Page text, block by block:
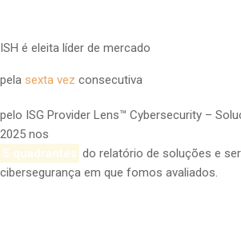
ISH é eleita líder de mercado
pela sexta vez consecutiva
pelo ISG Provider Lens™ Cybersecurity –
2025 nos
5 quadrantes do relatório de soluções e
cibersegurança em que fomos avaliados.